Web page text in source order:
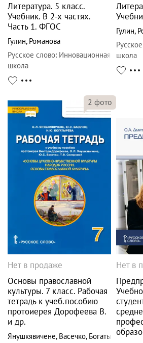
Литература. 5 класс.
Учебник. В 2-х частях.
Часть 1. ФГОС
Гулин, Романова
Русское слово: Инновационная
школа
Гулин,
школа
2 фото
Нет в продаже
Основы православной
культуры. 7 класс. Рабочая
тетрадь к учеб.пособию
протоиерея Дорофеева В.
и др.
Янушкявичене, Васечко, Богатырева
Нет в